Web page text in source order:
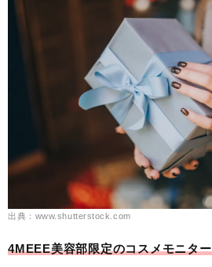
出典：www.shutterstock.com
4MEEE美容部限定のコスメモニタ